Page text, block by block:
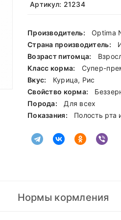
Артикул: 21234
Производитель:
Optima
Страна производитель:
Возраст питомца:
Класс корма:
Cупер-
Вкус:
Курица, Рис
Свойство корма:
Порода:
Для всех
Показания:
Полость рта
Нормы кормления